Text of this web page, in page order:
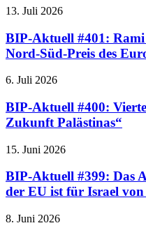
13. Juli 2026
BIP-Aktuell #401:
Nord-Süd-Preis des
6. Juli 2026
BIP-Aktuell #400:
Zukunft Palästinas“
15. Juni 2026
BIP-Aktuell #399: Das
der EU ist für Israel
8. Juni 2026